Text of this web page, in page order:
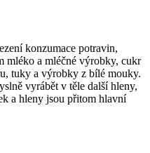
konzumace potravin,
mléko a mléčné výrobky, cukr
tuky a výrobky z bílé mouky.
vyrábět v těle další hleny,
a hleny jsou přitom hlavní